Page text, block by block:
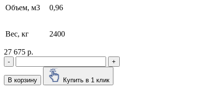
Объем, м3 0,96
Вес, кг 2400
27 675 р.
- +
В корзину Купить в 1 клик